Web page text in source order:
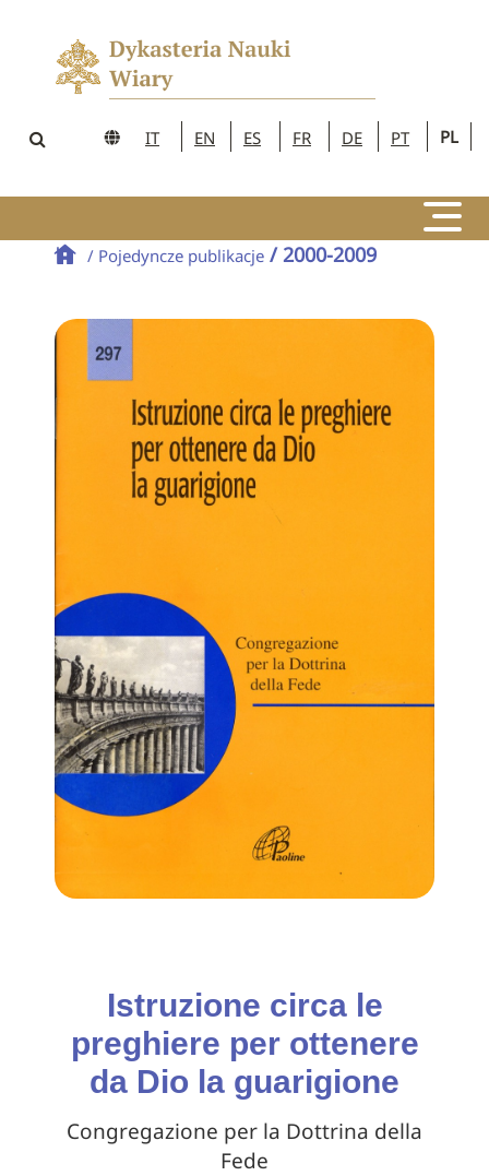
IT EN ES FR DE PT PL
/ Pojedyncze publikacje / 2000-2009
Istruzione circa le
preghiere per ottenere
da Dio la guarigione
Congregazione per la Dottrina della
Fede